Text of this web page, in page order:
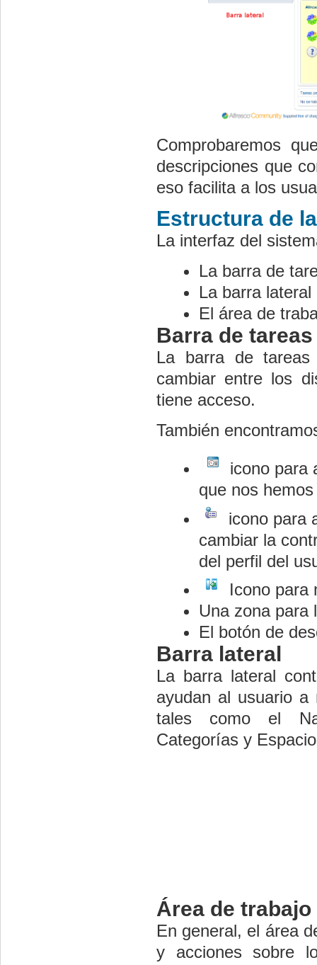
Comprobaremos
descripciones que
eso facilita a los
Estructura de
La interfaz del
La barra de
La barra lateral
El área de
Barra de tareas
La barra de tareas
cambiar entre los
tiene acceso.
También
icono para
que nos
icono para
cambiar la
del perfil del
Icono para
Una zona para
El botón de
Barra lateral
La barra lateral
ayudan al usuario a
tales como el
Categorías y
Área de trabajo
En general, el área
y acciones sobre